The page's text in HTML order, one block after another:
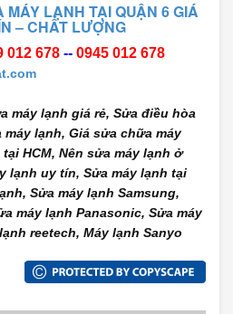
MÁY LẠNH TẠI QUẬN 6 GIÁ
– CHẤT LƯỢNG
012 678 --0945 012 678
máy lạnh giá rẻ, Sửa điều hòa
máy lạnh, Giá sửa chữa máy
HCM, Nên sửa máy lạnh ở
lạnh uy tín, Sửa máy lạnh tại
Sửa máy lạnh Samsung,
máy lạnh Panasonic, Sửa máy
reetech, Máy lạnh Sanyo